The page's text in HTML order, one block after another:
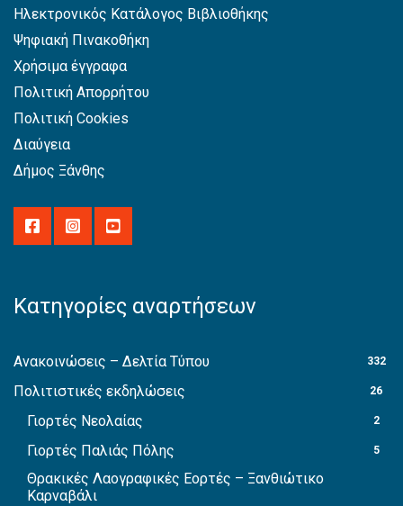
Ηλεκτρονικός Κατάλογος Βιβλιοθήκης
Ψηφιακή Πινακοθήκη
Χρήσιμα έγγραφα
Πολιτική Απορρήτου
Πολιτική Cookies
Διαύγεια
Δήμος Ξάνθης
Κατηγορίες αναρτήσεων
Ανακοινώσεις – Δελτία Τύπου 332
Πολιτιστικές εκδηλώσεις 26
Γιορτές Νεολαίας 2
Γιορτές Παλιάς Πόλης 5
Θρακικές Λαογραφικές Εορτές – Ξανθιώτικο
Καρναβάλι